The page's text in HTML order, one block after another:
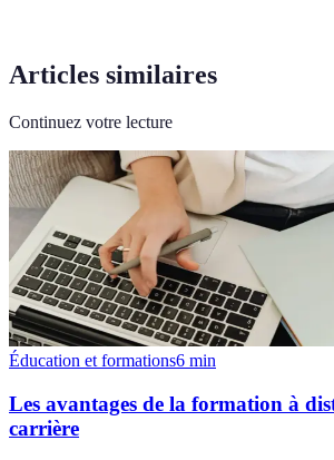
Articles similaires
Continuez votre lecture
Éducation et formations6 min
Les avantages de la formation à
carrière